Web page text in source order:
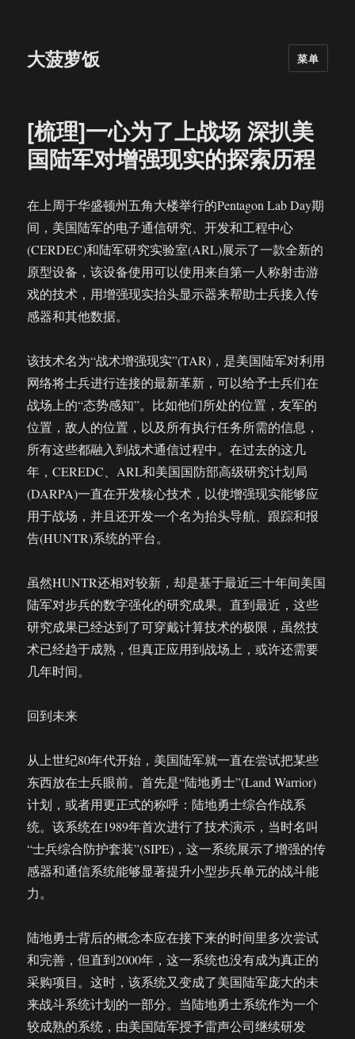
大菠萝饭 菜单
[梳理]一心为了上战场 深扒美
国陆军对增强现实的探索历程
在上周于华盛顿州五角大楼举行的Pentagon Lab Day期
间，美国陆军的电子通信研究、开发和工程中心
(CERDEC)和陆军研究实验室(ARL)展示了一款全新的
原型设备，该设备使用可以使用来自第一人称射击游
戏的技术，用增强现实抬头显示器来帮助士兵接入传
感器和其他数据。
该技术名为“战术增强现实”(TAR)，是美国陆军对利用
网络将士兵进行连接的最新革新，可以给予士兵们在
战场上的“态势感知”。比如他们所处的位置，友军的
位置，敌人的位置，以及所有执行任务所需的信息，
所有这些都融入到战术通信过程中。在过去的这几
年，CEREDC、ARL和美国国防部高级研究计划局
(DARPA)一直在开发核心技术，以使增强现实能够应
用于战场，并且还开发一个名为抬头导航、跟踪和报
告(HUNTR)系统的平台。
虽然HUNTR还相对较新，却是基于最近三十年间美国
陆军对步兵的数字强化的研究成果。直到最近，这些
研究成果已经达到了可穿戴计算技术的极限，虽然技
术已经趋于成熟，但真正应用到战场上，或许还需要
几年时间。
回到未来
从上世纪80年代开始，美国陆军就一直在尝试把某些
东西放在士兵眼前。首先是“陆地勇士”(Land Warrior)
计划，或者用更正式的称呼：陆地勇士综合作战系
统。该系统在1989年首次进行了技术演示，当时名叫
“士兵综合防护套装”(SIPE)，这一系统展示了增强的传
感器和通信系统能够显著提升小型步兵单元的战斗能
力。
陆地勇士背后的概念本应在接下来的时间里多次尝试
和完善，但直到2000年，这一系统也没有成为真正的
采购项目。这时，该系统又变成了美国陆军庞大的未
来战斗系统计划的一部分。当陆地勇士系统作为一个
较成熟的系统，由美国陆军授予雷声公司继续研发